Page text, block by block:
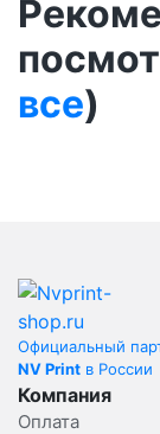
все)
Официальный
NV Print в России
Компания
Оплата